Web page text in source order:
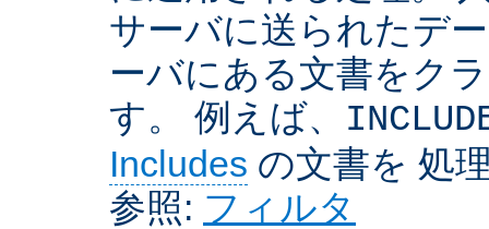
サーバに送られたデ
ーバにある文書をク
す。 例えば、
Includes の文書を 処
参照: フィルタ